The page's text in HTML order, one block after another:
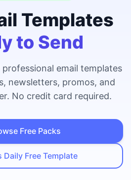
Templates
to Send
email templates
newsletters, promos, and
No credit card required.
Free Packs
Daily Free Template